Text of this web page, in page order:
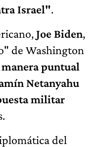
Israel".
Joe Biden,
de Washington
puntual
Netanyahu
militar
del